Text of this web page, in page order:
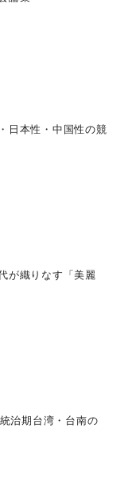
日本性・中国性の競
が織りなす「美麗
治期台湾・台南の